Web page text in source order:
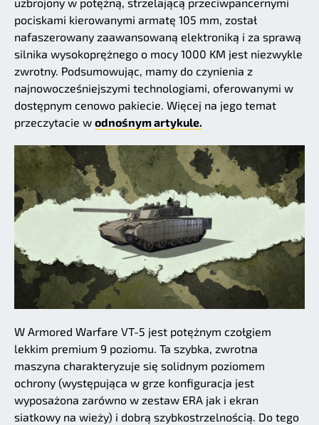
pociskami kierowanymi armatę 105 mm, został
nafaszerowany zaawansowaną elektroniką i za sprawą
silnika wysokoprężnego o mocy 1000 KM jest niezwykle
zwrotny. Podsumowując, mamy do czynienia z
najnowocześniejszymi technologiami, oferowanymi w
dostępnym cenowo pakiecie. Więcej na jego temat
przeczytacie w odnośnym artykule.
W Armored Warfare VT-5 jest potężnym czołgiem
lekkim premium 9 poziomu. Ta szybka, zwrotna
maszyna charakteryzuje się solidnym poziomem
ochrony (występująca w grze konfiguracja jest
wyposażona zarówno w zestaw ERA jak i ekran
siatkowy na wieży) i dobrą szybkostrzelnością. Do tego